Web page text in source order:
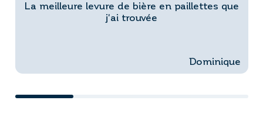
La meilleure levure de bière en paillettes que
j'ai trouvée
Dominique